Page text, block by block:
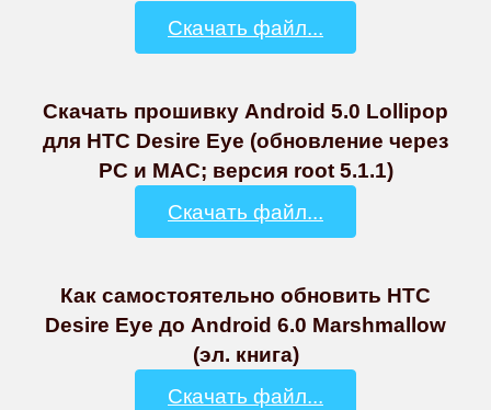
Скачать файл...
Скачать прошивку Android 5.0 Lollipop
для HTC Desire Eye (обновление через
PC и MAC; версия root 5.1.1)
Скачать файл...
Как самостоятельно обновить HTC
Desire Eye до Android 6.0 Marshmallow
(эл. книга)
Скачать файл...